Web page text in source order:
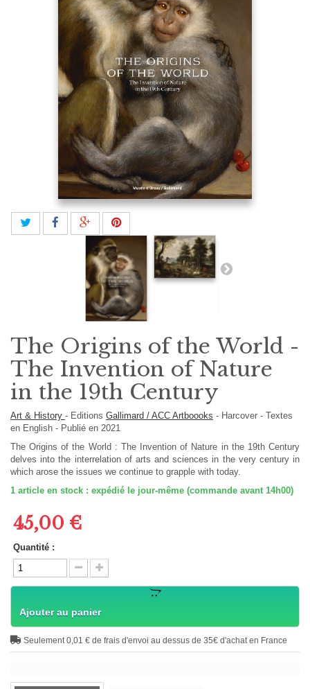
The Origins of the World -
The Invention of Nature
in the 19th Century
Art & History - Editions Gallimard / ACC Artboooks - Harcover - Textes
en English - Publié en 2021
The Origins of the World : The Invention of Nature in the 19th Century
delves into the interrelation of arts and sciences in the very century in
which arose the issues we continue to grapple with today.
1 article en stock : expédié le jour-même (commande avant 14h00)
45,00 €
Quantité :
Ajouter au panier
Seulement 0,01 € de frais d'envoi au dessus de 35€ d'achat en France